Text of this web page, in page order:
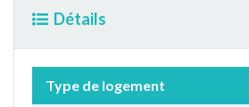
Détails
Type de logement